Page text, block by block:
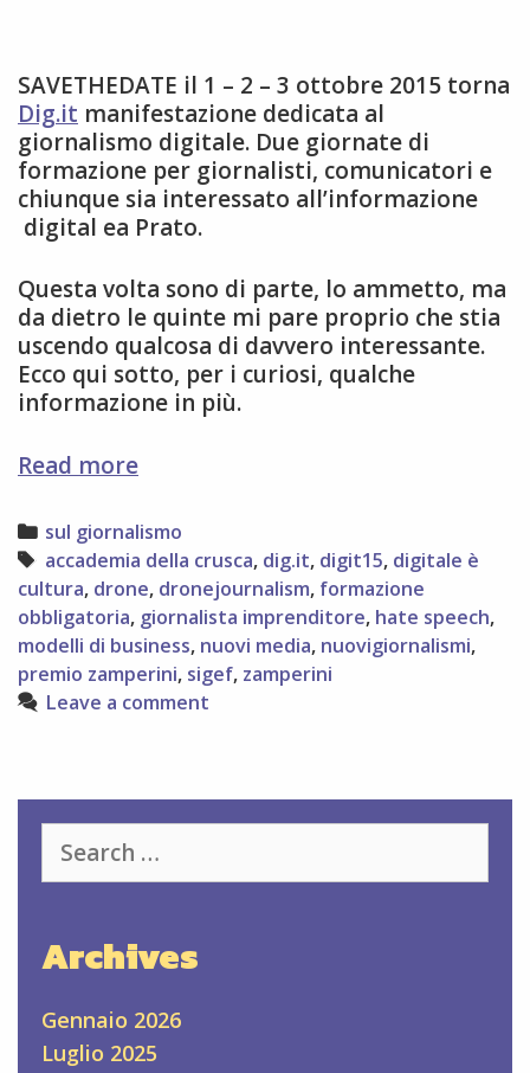
SAVETHEDATE il 1 – 2 – 3 ottobre 2015 torna
Dig.it manifestazione dedicata al
giornalismo digitale. Due giornate di
formazione per giornalisti, comunicatori e
chiunque sia interessato all’informazione
digital ea Prato.
Questa volta sono di parte, lo ammetto, ma
da dietro le quinte mi pare proprio che stia
uscendo qualcosa di davvero interessante.
Ecco qui sotto, per i curiosi, qualche
informazione in più.
Read moreritorna
non
perdetevelo!
Categories
sul giornalismo
Tags
accademia della crusca, dig.it, digit15, digitale è
cultura, drone, dronejournalism, formazione
obbligatoria, giornalista imprenditore, hate speech,
modelli di business, nuovi media, nuovigiornalismi,
premio zamperini, sigef, zamperini
Leave a comment
for:
Archives
Gennaio 2026
Luglio 2025